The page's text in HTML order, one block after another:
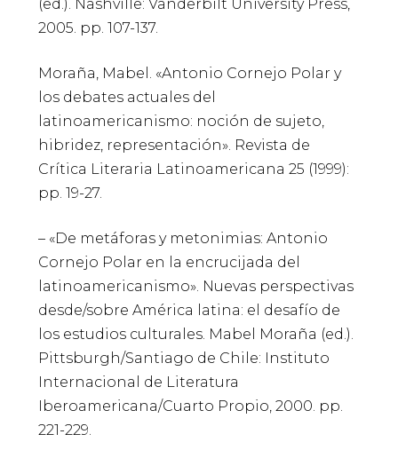
(ed.). Nashville: Vanderbilt University Press,
2005. pp. 107-137.
Moraña, Mabel. «Antonio Cornejo Polar y
los debates actuales del
latinoamericanismo: noción de sujeto,
hibridez, representación». Revista de
Crítica Literaria Latinoamericana 25 (1999):
pp. 19-27.
– «De metáforas y metonimias: Antonio
Cornejo Polar en la encrucijada del
latinoamericanismo». Nuevas perspectivas
desde/sobre América latina: el desafío de
los estudios culturales. Mabel Moraña (ed.).
Pittsburgh/Santiago de Chile: Instituto
Internacional de Literatura
Iberoamericana/Cuarto Propio, 2000. pp.
221-229.